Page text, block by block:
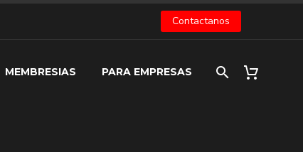
Contactanos
MEMBRESIAS PARA EMPRESAS